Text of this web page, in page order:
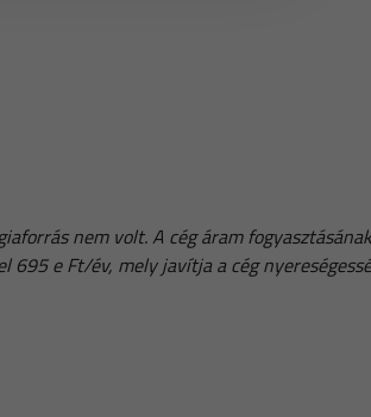
nem volt. A cég áram
e Ft/év, mely javítja a cég